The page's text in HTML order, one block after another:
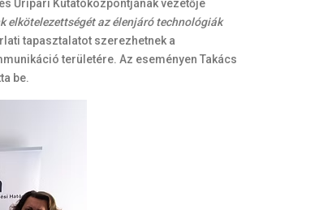
Űripari Kutatóközpontjának vezetője
elkötelezettségét az élenjáró technológiák
tapasztalatot szerezhetnek a
területére. Az eseményen Takács
be.